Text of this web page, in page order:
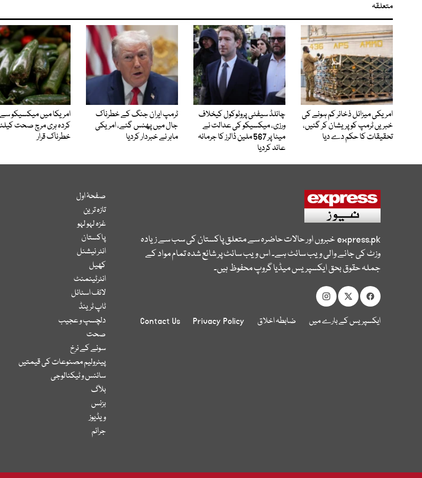
متعلقہ
امریکی میزائل ذخائر کم ہونے کی
خبریں ٹرمپ کو پریشان کر گئیں،
تحقیقات کا حکم دے دیا
چائلڈ سیفٹی پروٹوکول کیخلاف
ورزی، میکسیکو کی عدالت نے
میٹا پر 567 ملین ڈالرز کا جرمانہ
عائد کردیا
ٹرمپ ایران جنگ کے خطرناک
جال میں پھنس گئے، امریکی
ماہر نے خبردار کردیا
امریکا میں میکسیکو
کردہ ہری مرچ صحت
خطرناک قرار
express.pkخبروں اور حالات حاضرہ سے متعلق پاکستان کی سب سے زیادہ
وزٹ کی جانے والی ویب سائٹ ہے۔ اس ویب سائٹ پر شائع شدہ تمام مواد کے
جملہ حقوق بحق ایکسپریس میڈیا گروپ محفوظ ہیں۔
ایکسپریس کے بارے میں ضابطہ اخلاق Privacy Policy
Contact Us
صفحۂ اول
تازہ ترین
غزہ لہو لہو
پاکستان
انٹر نیشنل
کھیل
انٹرٹینمنٹ
لائف اسٹائل
ٹاپ ٹرینڈ
دلچسپ و عجیب
صحت
سونے کے نرخ
پیٹرولیم مصنوعات کی قیمتیں
سائنس و ٹیکنالوجی
بلاگ
بزنس
ویڈیوز
جرائم